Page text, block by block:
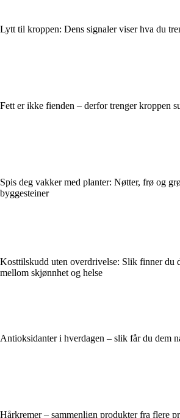
Lytt til kroppen: Dens signaler viser hva du
Fett er ikke fienden – derfor trenger kroppen
Spis deg vakker med planter: Nøtter, frø og
byggesteiner
Kosttilskudd uten overdrivelse: Slik finner du
mellom skjønnhet og helse
Antioksidanter i hverdagen – slik får du dem
Hårkremer – sammenlign produkter fra flere